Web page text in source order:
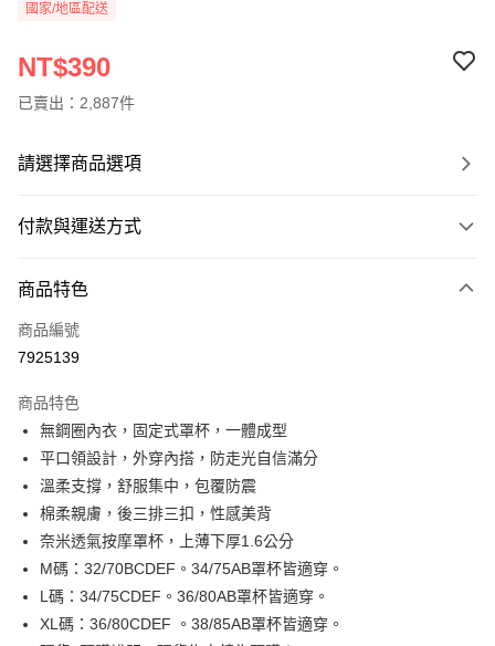
國家/地區配送
NT$390
已賣出：2,887件
請選擇商品選項
付款與運送方式
信用卡一次付款
信用卡分期付款
合作金庫商業銀行
華南商業銀行
彰化商業銀行
上海商業儲蓄銀行
台北富邦商業銀行
國泰世華商業銀行
臺灣中小企業銀行
台中商業銀行
匯豐（台灣）商業銀行
華泰商業銀行
聯邦商業銀行
遠東國際商業銀行
元大商業銀行
永豐商業銀行
玉山商業銀行
星展（台灣）商業銀行
台新國際商業銀行
中國信託商業銀行
6 期 0 利率 每期
華南商業銀行
彰化商業銀行
上海商業儲蓄銀行
國泰世華商業銀行
兆豐國際商業銀行
臺灣中小企業銀行
台中商業銀行
匯豐（台灣）商業銀行
華泰商業銀行
遠東國際商業銀行
元大商業銀行
永豐商業銀行
玉山商業銀行
星展（台灣）商業銀行
超商取貨付款
LINE Pay
Apple Pay
悠遊付
全盈+PAY
商品特色
商品編號
7925139
商品特色
無鋼圈內衣，固定式罩杯，一體成型
平口領設計，外穿內搭，防走光自信滿分
溫柔支撐，舒服集中，包覆防震
棉柔親膚，後三排三扣，性感美背
奈米透氣按摩罩杯，上薄下厚1.6公分
M碼：32/70BCDEF。34/75AB罩杯皆適穿。
L碼：34/75CDEF。36/80AB罩杯皆適穿。
XL碼：36/80CDEF 。38/85AB罩杯皆適穿。